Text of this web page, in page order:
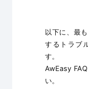
以下に、最
するトラブ
す。
AwEasy
い。